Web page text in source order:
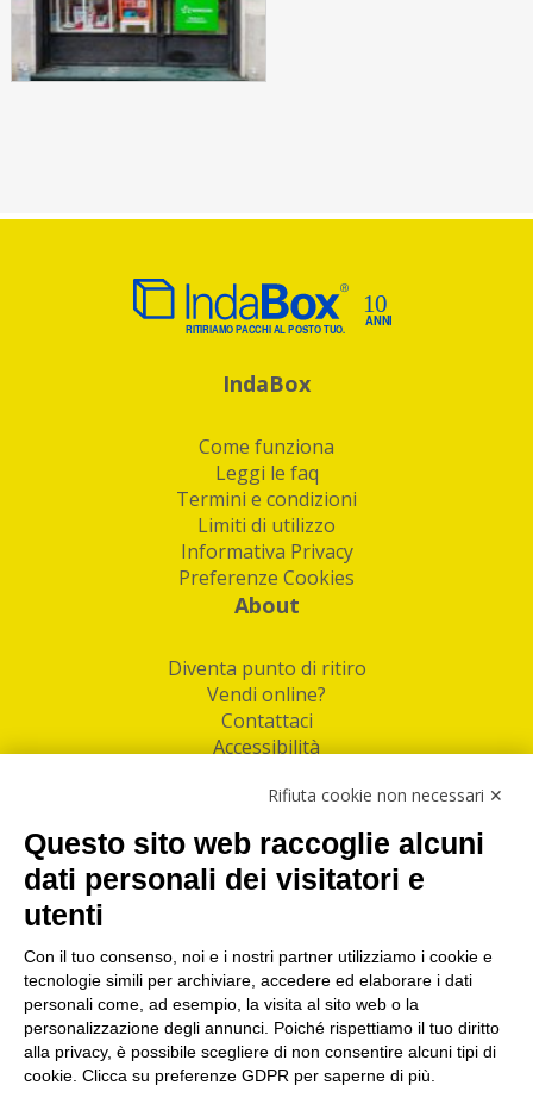
IndaBox
Come funziona
Leggi le faq
Termini e condizioni
Limiti di utilizzo
Informativa Privacy
Preferenze Cookies
About
Diventa punto di ritiro
Vendi online?
Contattaci
Accessibilità
Facebook
Linkedin
I nostri punti di ritiro e spedizione pacchi nelle
maggiori città italiane
Torino|Milano|Roma|Bologna|Firenze| Genova
Napoli|Varese
Rifiuta cookie non necessari ✕
Questo sito web raccoglie alcuni
dati personali dei visitatori e
utenti
Con il tuo consenso, noi e i nostri partner utilizziamo i cookie e
tecnologie simili per archiviare, accedere ed elaborare i dati
personali come, ad esempio, la visita al sito web o la
personalizzazione degli annunci. Poiché rispettiamo il tuo diritto
alla privacy, è possibile scegliere di non consentire alcuni tipi di
cookie. Clicca su preferenze GDPR per saperne di più.